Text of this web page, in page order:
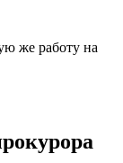
же работу на